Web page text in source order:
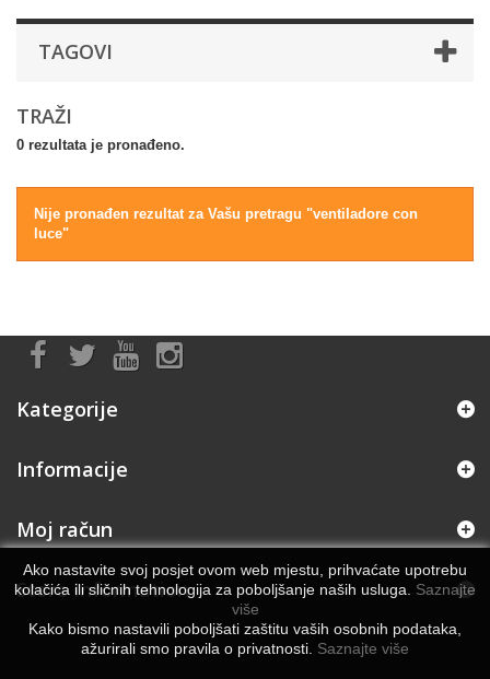
TAGOVI
TRAŽI
0 rezultata je pronađeno.
Nije pronađen rezultat za Vašu pretragu "ventiladore con
luce"
Kategorije
Informacije
Moj račun
Store Information
Ako nastavite svoj posjet ovom web mjestu, prihvaćate upotrebu
kolačića ili sličnih tehnologija za poboljšanje naših usluga. Saznajte
više
Kako bismo nastavili poboljšati zaštitu vaših osobnih podataka,
ažurirali smo pravila o privatnosti. Saznajte više